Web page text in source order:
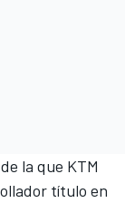
la que KTM
título en